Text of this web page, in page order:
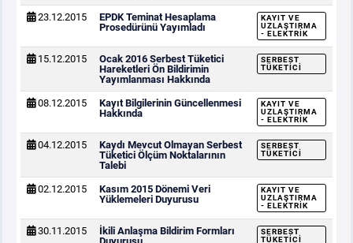
BT HİZMET YÖNETİM SİSTEMİ POLİTİKAMIZ
23.12.2015
EPDK Teminat Hesaplama
Prosedürünü Yayımladı
KAYIT VE
UZLAŞTIRMA
- ELEKTRIK
15.12.2015
Ocak 2016 Serbest Tüketici
Hareketleri Ön Bildirimin
Yayımlanması Hakkında
SERBEST
TÜKETICI
08.12.2015
Kayıt Bilgilerinin Güncellenmesi
Hakkında
KAYIT VE
UZLAŞTIRMA
- ELEKTRIK
04.12.2015
Kaydı Mevcut Olmayan Serbest
Tüketici Ölçüm Noktalarının
Talebi
SERBEST
TÜKETICI
02.12.2015
Kasım 2015 Dönemi Veri
Yüklemeleri Duyurusu
KAYIT VE
UZLAŞTIRMA
- ELEKTRIK
30.11.2015
İkili Anlaşma Bildirim Formları
SERBEST
TÜKETICI